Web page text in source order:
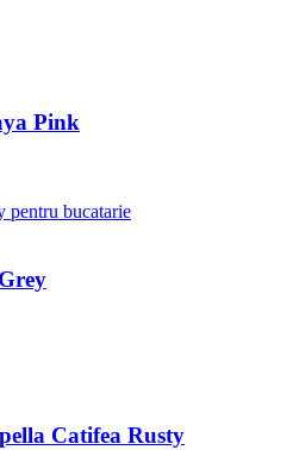
Pink
Catifea Rusty